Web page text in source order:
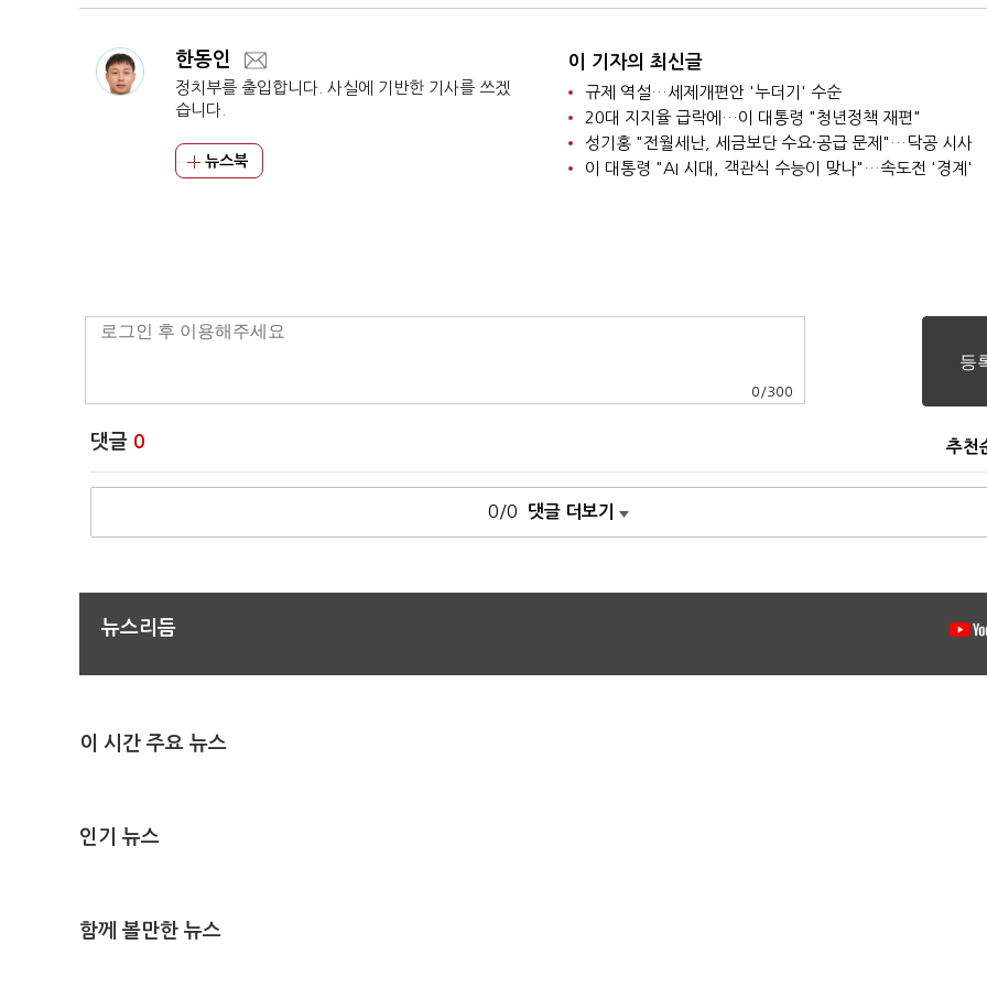
한동인
정치부를 출입합니다. 사실에 기반한 기사를 쓰겠
습니다.
뉴스북
이 기자의 최신글
규제 역설…세제개편안 '누더기' 수순
20대 지지율 급락에…이 대통령 "청년정책 재편"
성기홍 "전월세난, 세금보단 수요·공급 문제"…닥공 시사
이 대통령 "AI 시대, 객관식 수능이 맞나"…속도전 '경계'
0 /300
댓글 0 추천
0/0 댓글 더보기
뉴스리듬
이 시간 주요 뉴스
인기 뉴스
함께 볼만한 뉴스